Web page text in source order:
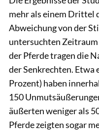
mehr als einem Drittel
Abweichung von der
untersuchten Zeitraum
der Pferde tragen die
der Senkrechten.
Prozent) haben
150
äußerten weniger als
Pferde zeigten sogar